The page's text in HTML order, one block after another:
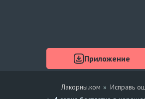
Лакорны.ком
Исправь
Приложение